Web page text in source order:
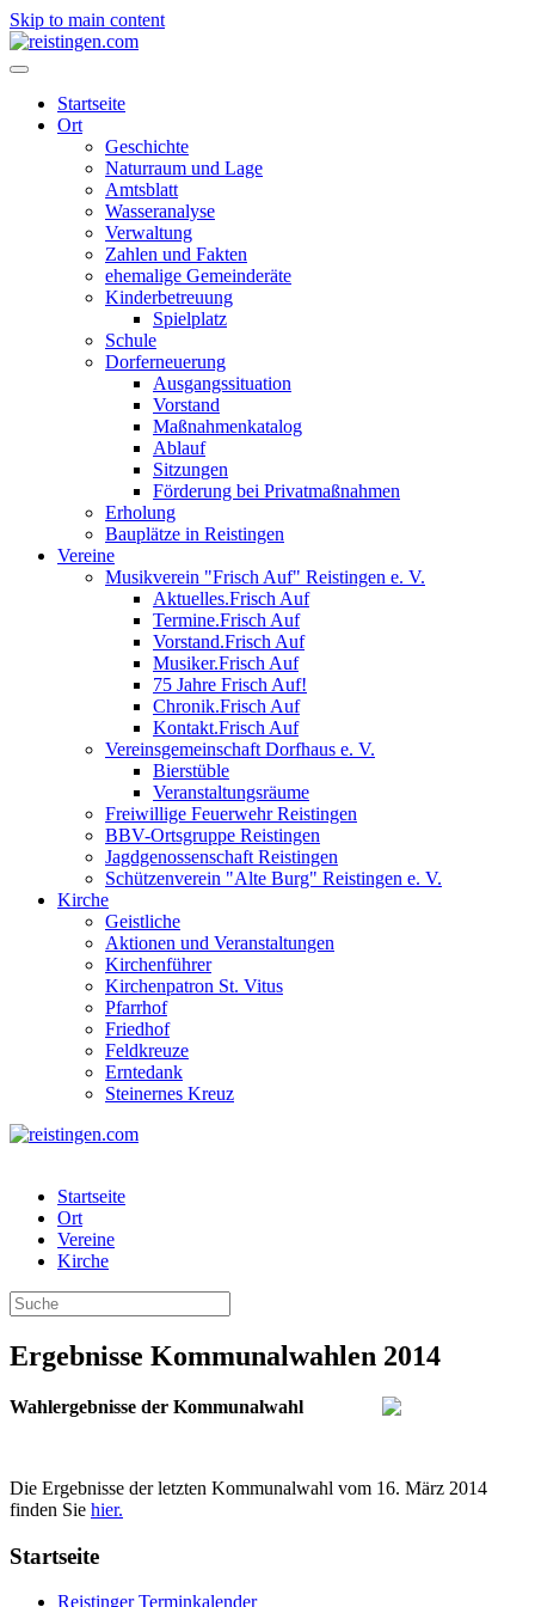
Skip to main content
Startseite
Ort
Geschichte
Naturraum und Lage
Amtsblatt
Wasseranalyse
Verwaltung
Zahlen und Fakten
ehemalige Gemeinderäte
Kinderbetreuung
Spielplatz
Schule
Dorferneuerung
Ausgangssituation
Vorstand
Maßnahmenkatalog
Ablauf
Sitzungen
Förderung bei Privatmaßnahmen
Erholung
Bauplätze in Reistingen
Vereine
Musikverein "Frisch Auf" Reistingen e. V.
Aktuelles.Frisch Auf
Termine.Frisch Auf
Vorstand.Frisch Auf
Musiker.Frisch Auf
75 Jahre Frisch Auf!
Chronik.Frisch Auf
Kontakt.Frisch Auf
Vereinsgemeinschaft Dorfhaus e. V.
Bierstüble
Veranstaltungsräume
Freiwillige Feuerwehr Reistingen
BBV-Ortsgruppe Reistingen
Jagdgenossenschaft Reistingen
Schützenverein "Alte Burg" Reistingen e. V.
Kirche
Geistliche
Aktionen und Veranstaltungen
Kirchenführer
Kirchenpatron St. Vitus
Pfarrhof
Friedhof
Feldkreuze
Erntedank
Steinernes Kreuz
Startseite
Ort
Vereine
Kirche
Ergebnisse Kommunalwahlen 2014
Wahlergebnisse der Kommunalwahl
Die Ergebnisse der letzten Kommunalwahl vom 16. März 2014
finden Sie hier.
Startseite
Reistinger Terminkalender